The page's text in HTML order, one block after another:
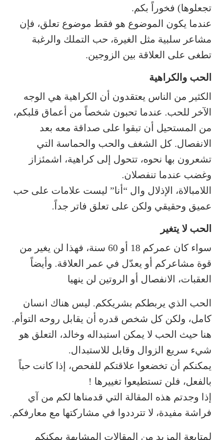
تجعلوها) فخوراً بكم.
عندما يكون الموضوع هو فقط موضوع تعلق، فإن
مشاعر سلبية مثل الغيرة، حب التملك والرغبة
تطغى على العلاقة بين الزوجين.
الحب والكراهية
الكثير من الناس يعتقدون أن الكراهية هي الوجه
الآخر للحب. عندما تحبون شخصاً من أعماق قلبكم،
من المستحيل أن تبقوا على صداقة معه بعد
الانفصال. كل الشغف والحب والحماسة التي
تشعرون بها نحوه، تتحول إلى كراهية، اشمئزاز
وغضب عندما تنفصلان.
اللامبالاة، الإذلال وال “أنا” ليست علامات على حب
عميق وحقيقي ولكن على تعلق فاتر جداً.
الحب لا يتغير
سواء كان عمركم 18 أو 60 سنة، فهذا لن يغير من
قوة مشاعركم أو يعدّل في عمر العلاقة. وأيضاً
العقبات، الانفصال أو الروتين لن ينهيا
الحب الذي يربطكم بشريككم. ليس هناك انسان
كامل، ولكن كل شخص قدره أن يقابل روحه التوأم.
هنا حيث الحب لا يمكن استبداله وخالد، التعلق هو
شيء سريع الزوال وقابل للاستبدال.
يمكنكم أن تخضعوا علاقتكم للفحص، إذا كانت حباً
بالفعل، فلن تستطيعوا تغييرها !
إذا وجدتم هذه المقالة التي قدمناها لكم من آي
فراشة مفيدة، لا تترددوا في مشاركتها مع معارفكم.
لمتابعة المزيد من المقالات المشابهة يمكنكم